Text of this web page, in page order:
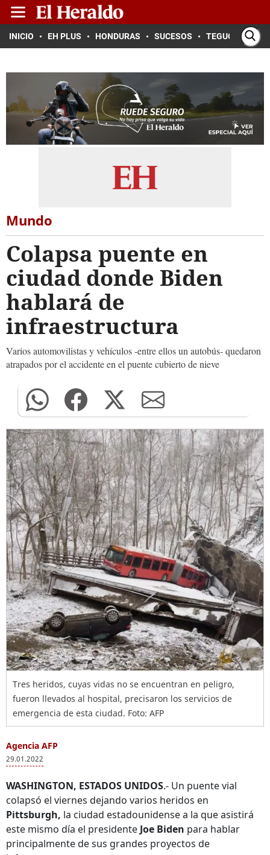
INICIO EH PLUS HONDURAS SUCESOS TEGUCIGALPA
Mundo
Colapsa puente en
ciudad donde Biden
hablará de
infraestructura
Varios automovilistas y vehículos -entre ellos un autobús- quedaron
atrapados por el accidente en el puente cubierto de nieve
Tres heridos, cuyas vidas no se encuentran en peligro,
fueron llevados al hospital, precisaron los servicios de
emergencia de esta ciudad. Foto: AFP
Agencia AFP
29.01.2022
WASHINGTON, ESTADOS UNIDOS.- Un puente vial
colapsó el viernes dejando varios heridos en
Pittsburgh, la ciudad estadounidense a la que asistirá
este mismo día el presidente Joe Biden para hablar
principalmente de sus grandes proyectos de